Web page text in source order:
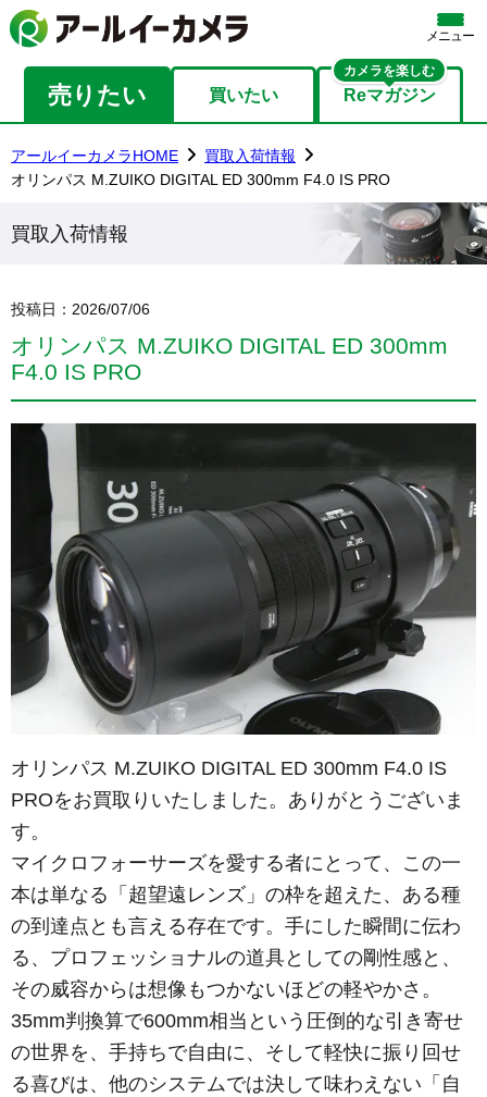
メニュー
売りたい 買いたい Reマガジン
カメラを楽しむ
アールイーカメラHOME
買取入荷情報
オリンパス M.ZUIKO DIGITAL ED 300mm F4.0 IS PRO
買取入荷情報
投稿日： 2026/07/06
オリンパス M.ZUIKO DIGITAL ED 300mm
F4.0 IS PRO
オリンパス M.ZUIKO DIGITAL ED 300mm F4.0 IS
PROをお買取りいたしました。ありがとうございま
す。
マイクロフォーサーズを愛する者にとって、この一
本は単なる「超望遠レンズ」の枠を超えた、ある種
の到達点とも言える存在です。手にした瞬間に伝わ
る、プロフェッショナルの道具としての剛性感と、
その威容からは想像もつかないほどの軽やかさ。
35mm判換算で600mm相当という圧倒的な引き寄せ
の世界を、手持ちで自由に、そして軽快に振り回せ
る喜びは、他のシステムでは決して味わえない「自